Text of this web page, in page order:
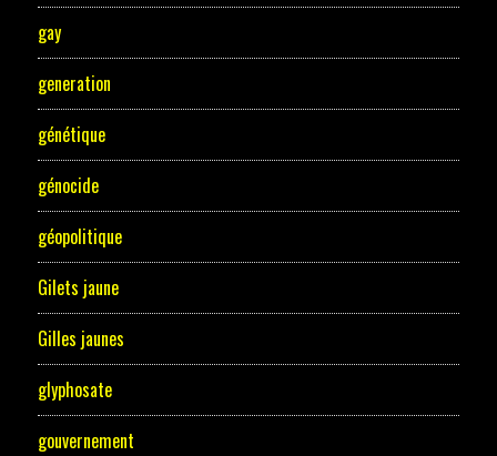
gay
generation
génétique
génocide
géopolitique
Gilets jaune
Gilles jaunes
glyphosate
gouvernement